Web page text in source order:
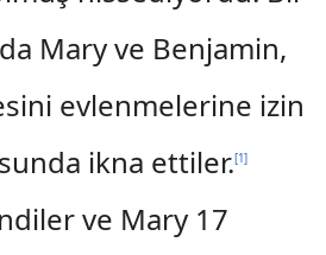
Mary ve Benjamin,
evlenmelerine izin
ikna ettiler.[1]
ve Mary 17